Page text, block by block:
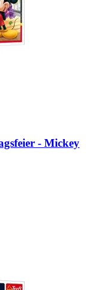
-​ Mickey